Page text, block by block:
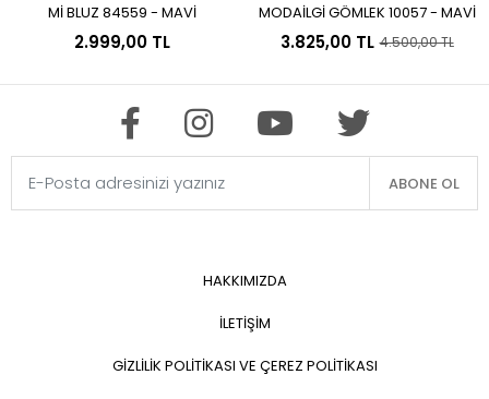
Sepete Ekle
Mİ BLUZ 84559 - MAVİ
2.999,00 TL
Sepete Ekle
MODAİLGİ GÖMLEK 10057 - MAVİ
3.825,00 TL 4.500,00 TL
ABONE OL
HAKKIMIZDA
İLETİŞİM
GİZLİLİK POLİTİKASI VE ÇEREZ POLİTİKASI